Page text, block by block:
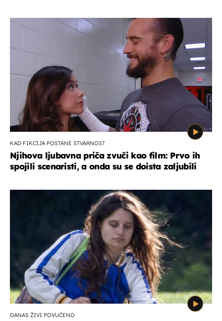
KAD FIKCIJA POSTANE STVARNOST
Njihova ljubavna priča zvuči kao film: Prvo ih
spojili scenaristi, a onda su se doista zaljubili
DANAS ŽIVI POVUČENO